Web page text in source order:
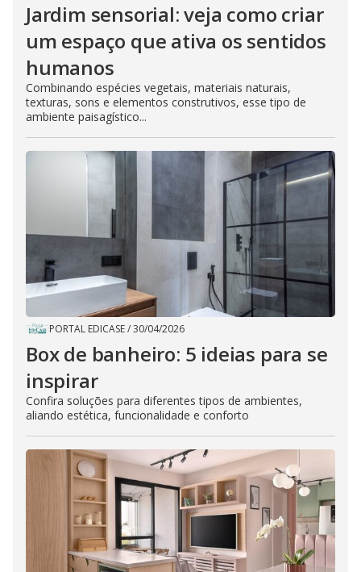
Jardim sensorial: veja como criar
um espaço que ativa os sentidos
humanos
Combinando espécies vegetais, materiais naturais,
texturas, sons e elementos construtivos, esse tipo de
ambiente paisagístico...
PORTAL EDICASE/30/04/2026
Box de banheiro: 5 ideias para se
inspirar
Confira soluções para diferentes tipos de ambientes,
aliando estética, funcionalidade e conforto